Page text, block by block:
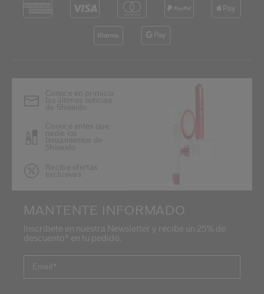
MANTENTE INFORMADO
Inscríbete en nuestra Newsletter y recibe un 25% de
descuento* en tu pedido.
*
Email